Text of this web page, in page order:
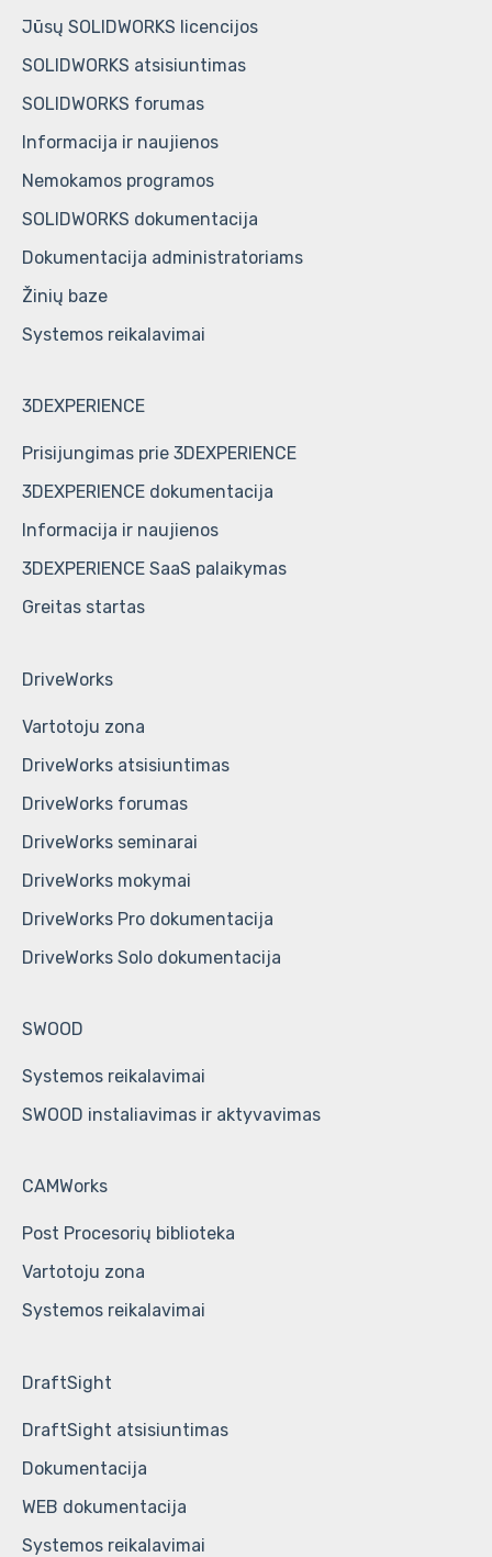
Jūsų SOLIDWORKS licencijos
SOLIDWORKS atsisiuntimas
SOLIDWORKS forumas
Informacija ir naujienos
Nemokamos programos
SOLIDWORKS dokumentacija
Dokumentacija administratoriams
Žinių baze
Systemos reikalavimai
3DEXPERIENCE
Prisijungimas prie 3DEXPERIENCE
3DEXPERIENCE dokumentacija
Informacija ir naujienos
3DEXPERIENCE SaaS palaikymas
Greitas startas
DriveWorks
Vartotoju zona
DriveWorks atsisiuntimas
DriveWorks forumas
DriveWorks seminarai
DriveWorks mokymai
DriveWorks Pro dokumentacija
DriveWorks Solo dokumentacija
SWOOD
Systemos reikalavimai
SWOOD instaliavimas ir aktyvavimas
CAMWorks
Post Procesorių biblioteka
Vartotoju zona
Systemos reikalavimai
DraftSight
DraftSight atsisiuntimas
Dokumentacija
WEB dokumentacija
Systemos reikalavimai